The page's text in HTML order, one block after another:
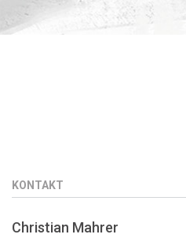
KONTAKT
Christian Mahrer